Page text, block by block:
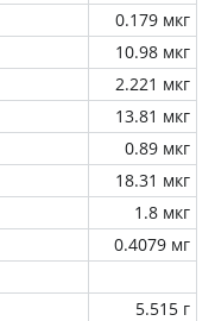
0.179 мкг
10.98 мкг
2.221 мкг
13.81 мкг
0.89 мкг
18.31 мкг
1.8 мкг
0.4079 мг
5.515 г